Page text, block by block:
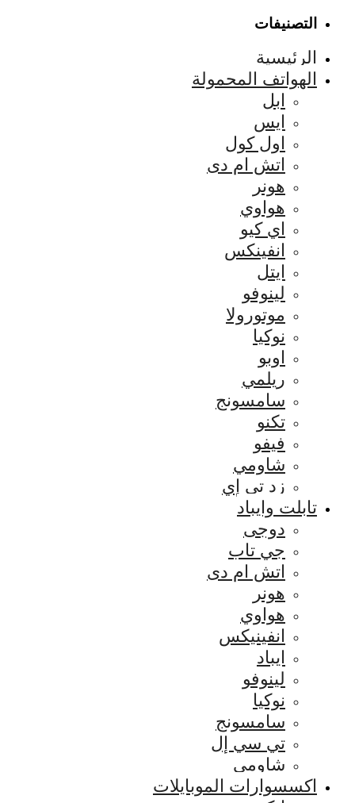
التصنيفات
الرئيسية
الهواتف المحمولة
ابل
ايس
اول كول
اتش ام دى
هونر
هواوي
اي كيو
انفينكس
ايتل
لينوفو
موتورولا
نوكيا
اوبو
ريلمي
سامسونج
تكنو
فيفو
شاومي
زد تي إي
تابلت وايباد
دوجى
جي تاب
اتش ام دى
هونر
هواوي
انفينيكس
ايباد
لينوفو
نوكيا
سامسونج
تي سي إل
شاومي
اكسسوارات الموبايلات